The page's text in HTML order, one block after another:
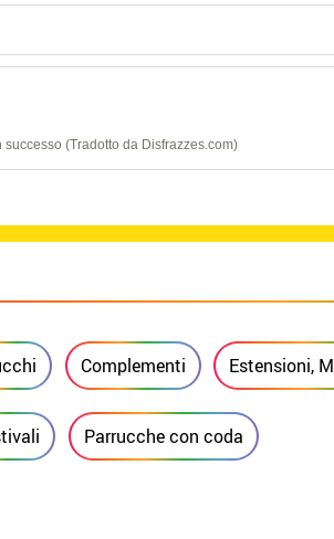
(Tradotto da Disfrazzes.com)
Complementi Estensioni,
Parrucche con coda